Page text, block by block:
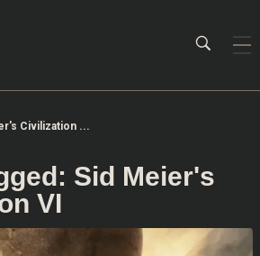
Civilization ...
Sid Meier's
VI